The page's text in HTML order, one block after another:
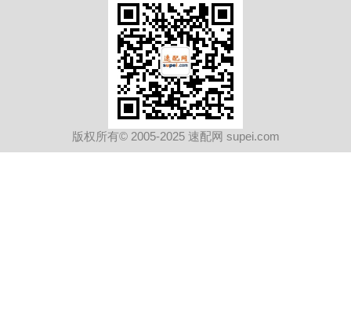
版权所有© 2005-2025 速配网 supei.com